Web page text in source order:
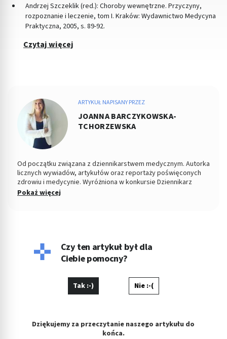
Andrzej Szczeklik (red.): Choroby wewnętrzne. Przyczyny,
rozpoznanie i leczenie, tom I. Kraków: Wydawnictwo Medycyna
Praktyczna, 2005, s. 89-92.
Czytaj więcej
ARTYKUŁ NAPISANY PRZEZ
JOANNA BARCZYKOWSKA-
TCHORZEWSKA
Od początku związana z dziennikarstwem medycznym. Autorka
licznych wywiadów, artykułów oraz reportaży poświęconych
zdrowiu i medycynie. Wyróżniona w konkursie Dziennikarz
Medyczny Roku 2015 przez Stowarzyszenie Dziennikarze dla
Pokaż więcej
Czy ten artykuł był dla
Ciebie pomocny?
Tak :-) Nie :-(
Dziękujemy za przeczytanie naszego artykułu do
końca.